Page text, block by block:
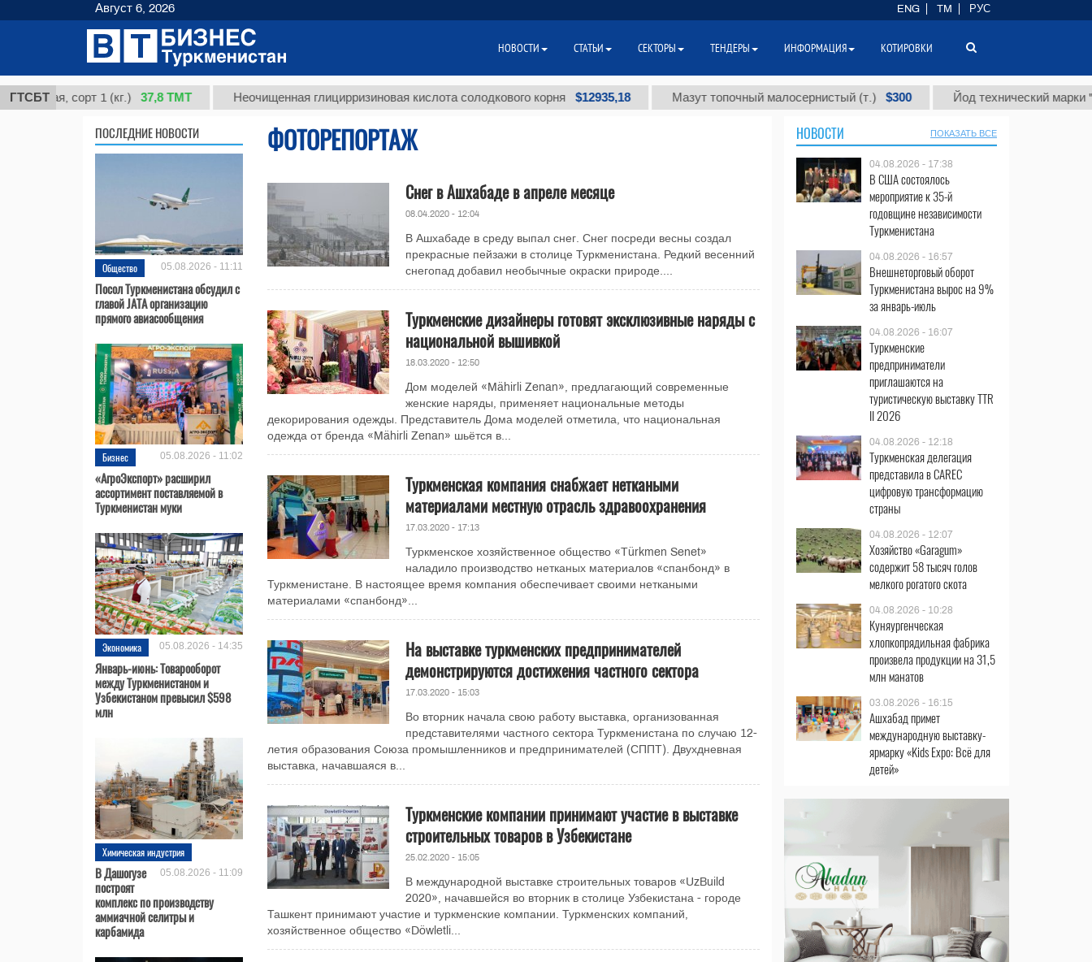
ГТСБТсорт 1 (кг.) 37,8 ТМТ Неочищенная глицирризиновая кислота солодкового корня $12935,18 Мазут топочный малосернистый (т.) $300 Йод технический марки "А" (т.)
ПОСЛЕДНИЕ НОВОСТИ
Общество 05.08.2026 - 11:11
Посол Туркменистана обсудил с
главой JATA организацию
прямого авиасообщения
Бизнес 05.08.2026 - 11:02
«АгроЭкспорт» расширил
ассортимент поставляемой в
Туркменистан муки
Экономика 05.08.2026 - 14:35
Январь-июнь: Товарооборот
между Туркменистаном и
Узбекистаном превысил $598
млн
Химическая индустрия
05.08.2026 - 11:09
В Дашогузе
построят
комплекс по производству
аммиачной селитры и
карбамида
ФОТОРЕПОРТАЖ
Снег в Ашхабаде в апреле месяце
08.04.2020 - 12:04
В Ашхабаде в среду выпал снег. Снег посреди весны создал
прекрасные пейзажи в столице Туркменистана. Редкий весенний
снегопад добавил необычные окраски природе....
Туркменские дизайнеры готовят эксклюзивные наряды с
национальной вышивкой
18.03.2020 - 12:50
Дом моделей «Mähirli Zenan», предлагающий современные
женские наряды, применяет национальные методы
декорирования одежды. Представитель Дома моделей отметила, что национальная
одежда от бренда «Mähirli Zenan» шьётся в...
Туркменская компания снабжает неткаными
материалами местную отрасль здравоохранения
17.03.2020 - 17:13
Туркменское хозяйственное общество «Türkmen Senet»
наладило производство нетканых материалов «спанбонд» в
Туркменистане. В настоящее время компания обеспечивает своими неткаными
материалами «спанбонд»...
На выставке туркменских предпринимателей
демонстрируются достижения частного сектора
17.03.2020 - 15:03
Во вторник начала свою работу выставка, организованная
представителями частного сектора Туркменистана по случаю 12-
летия образования Союза промышленников и предпринимателей (СППТ). Двухдневная
выставка, начавшаяся в...
Туркменские компании принимают участие в выставке
строительных товаров в Узбекистане
25.02.2020 - 15:05
В международной выставке строительных товаров «UzBuild
2020», начавшейся во вторник в столице Узбекистана - городе
Ташкент принимают участие и туркменские компании. Туркменских компаний,
хозяйственное общество «Döwletli...
НОВОСТИ ПОКАЗАТЬ ВСЕ
04.08.2026 - 17:38
В США состоялось
мероприятие к 35-й
годовщине независимости
Туркменистана
04.08.2026 - 16:57
Внешнеторговый оборот
Туркменистана вырос на 9%
за январь-июль
04.08.2026 - 16:07
Туркменские
предприниматели
приглашаются на
туристическую выставку TTR
II 2026
04.08.2026 - 12:18
Туркменская делегация
представила в CAREC
цифровую трансформацию
страны
04.08.2026 - 12:07
Хозяйство «Garagum»
содержит 58 тысяч голов
мелкого рогатого скота
04.08.2026 - 10:28
Куняургенческая
хлопкопрядильная фабрика
произвела продукции на 31,5
млн манатов
03.08.2026 - 16:15
Ашхабад примет
международную выставку-
ярмарку «Kids Expo: Всё для
детей»
Август 6, 2026 ENG TM РУС
НОВОСТИ СТАТЬИ СЕКТОРЫ ТЕНДЕРЫ ИНФОРМАЦИЯ КОТИРОВКИ